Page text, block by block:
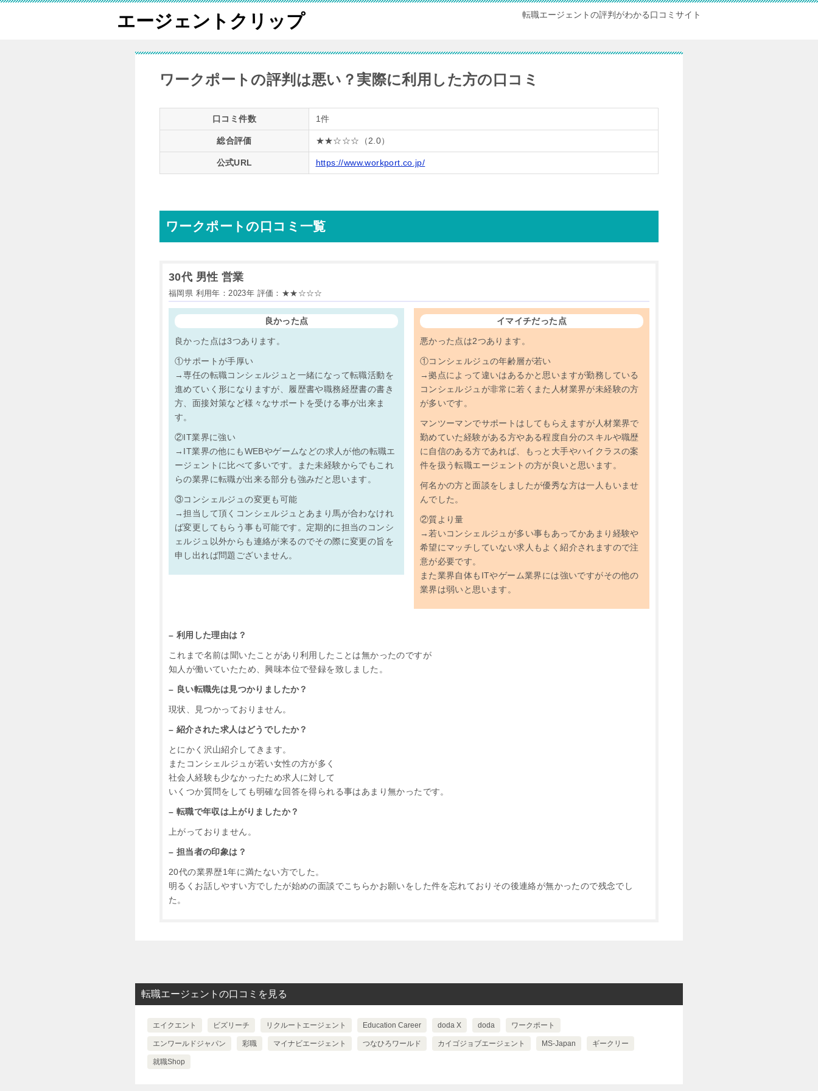
エージェントクリップ 転職エージェントの評判がわかる口コミサイト
ワークポートの評判は悪い？実際に利用した方の口コミ
口コミ件数 1件
総合評価 ★★☆☆☆（2.0）
公式URL https://www.workport.co.jp/
ワークポートの口コミ一覧
30代 男性 営業
福岡県 利用年：2023年 評価：★★☆☆☆
良かった点
良かった点は3つあります。
①サポートが手厚い
→専任の転職コンシェルジュと一緒になって転職活動を
進めていく形になりますが、履歴書や職務経歴書の書き
方、面接対策など様々なサポートを受ける事が出来ま
す。
②IT業界に強い
→IT業界の他にもWEBやゲームなどの求人が他の転職エ
ージェントに比べて多いです。また未経験からでもこれ
らの業界に転職が出来る部分も強みだと思います。
③コンシェルジュの変更も可能
→担当して頂くコンシェルジュとあまり馬が合わなけれ
ば変更してもらう事も可能です。定期的に担当のコンシ
ェルジュ以外からも連絡が来るのでその際に変更の旨を
申し出れば問題ございません。
イマイチだった点
悪かった点は2つあります。
①コンシェルジュの年齢層が若い
→拠点によって違いはあるかと思いますが勤務している
コンシェルジュが非常に若くまた人材業界が未経験の方
が多いです。
マンツーマンでサポートはしてもらえますが人材業界で
勤めていた経験がある方やある程度自分のスキルや職歴
に自信のある方であれば、もっと大手やハイクラスの案
件を扱う転職エージェントの方が良いと思います。
何名かの方と面談をしましたが優秀な方は一人もいませ
んでした。
②質より量
→若いコンシェルジュが多い事もあってかあまり経験や
希望にマッチしていない求人もよく紹介されますので注
意が必要です。
また業界自体もITやゲーム業界には強いですがその他の
業界は弱いと思います。
– 利用した理由は？
これまで名前は聞いたことがあり利用したことは無かったのですが
知人が働いていたため、興味本位で登録を致しました。
– 良い転職先は見つかりましたか？
現状、見つかっておりません。
– 紹介された求人はどうでしたか？
とにかく沢山紹介してきます。
またコンシェルジュが若い女性の方が多く
社会人経験も少なかったため求人に対して
いくつか質問をしても明確な回答を得られる事はあまり無かったです。
– 転職で年収は上がりましたか？
上がっておりません。
– 担当者の印象は？
20代の業界歴1年に満たない方でした。
明るくお話しやすい方でしたが始めの面談でこちらかお願いをした件を忘れておりその後連絡が無かったので残念でし
た。
転職エージェントの口コミを見る
エイクエント ビズリーチ リクルートエージェント Education Career doda X doda ワークポート
エンワールドジャパン 彩職 マイナビエージェント つなひろワールド カイゴジョブエージェント MS-Japan ギークリー
就職Shop